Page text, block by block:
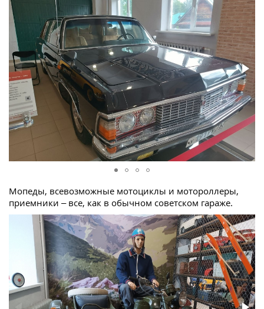
Мопеды, всевозможные мотоциклы и мотороллеры,
приемники – все, как в обычном советском гараже.